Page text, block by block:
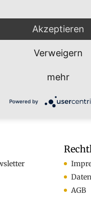
AGB
Akzeptieren
Verweigern
mehr
Powered by